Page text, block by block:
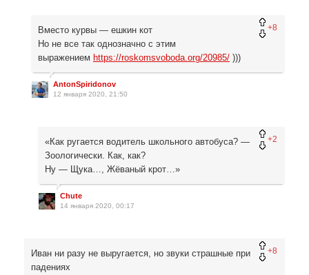
+8
Вместо курвы — ешкин кот
Но не все так однозначно с этим
выражением https://roskomsvoboda.org/20985/ )))
AntonSpiridonov
12 января 2020, 21:50
+2
«Как ругается водитель школьного автобуса? —
Зоологически. Как, как?
Ну — Щука…, Жёваный крот…»
Chute
14 января 2020, 00:17
+8
Иван ни разу не выругается, но звуки страшные при
падениях